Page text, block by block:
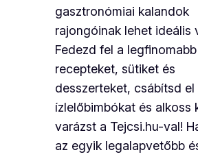
gasztronómiai kalandok
rajongóinak lehet ideális
Fedezd fel a
recepteket, sütiket és
desszerteket, csábítsd el
ízlelőbimbókat és alkoss
varázst a Tejcsi.hu-val!
az egyik legalapvetőbb